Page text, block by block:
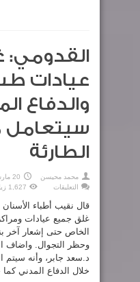
عيادات
والدفاع
سيتعامل
الطارئة
محمد محيسن 20 مارس,2020
التعليقات
غلق
جميع
عيادات
طب
الأسنان
والدفاع
المدني
سيتعامل
مع
الحالات
الطارئة
1,627 زيارة
قال نقيب أطباء
غلق جميع عيادات
الخاص حتى إشعار آخر
وحظر التجوال. واضاف
د.سعد جابر، وأنه سيتم
خلال الدفاع المدني